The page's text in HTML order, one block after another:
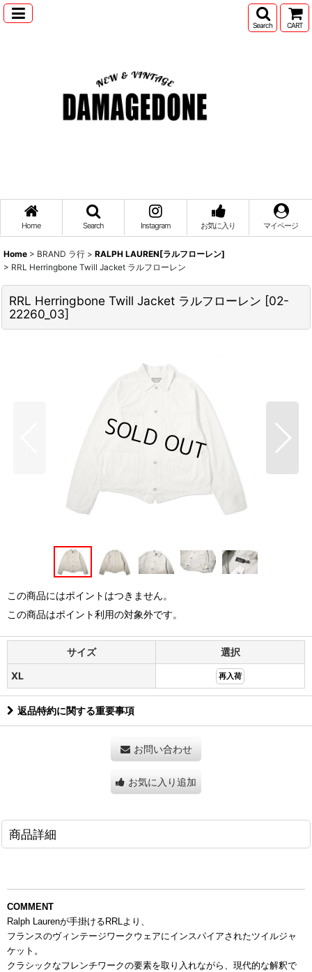
Search CART
Home Search Instagram お気に入り マイページ
Home > BRAND ラ行 > RALPH LAUREN[ラルフローレン]
> RRL Herringbone Twill Jacket ラルフローレン
RRL Herringbone Twill Jacket ラルフローレン [02-
22260_03]
この商品にはポイントはつきません。
この商品はポイント利用の対象外です。
サイズ
選択
XL
再入荷
返品特約に関する重要事項
お問い合わせ
お気に入り追加
商品詳細
COMMENT
Ralph Laurenが手掛けるRRLより、
フランスのヴィンテージワークウェアにインスパイアされたツイルジャ
ケット。
クラシックなフレンチワークの要素を取り入れながら、 現代的な解釈で